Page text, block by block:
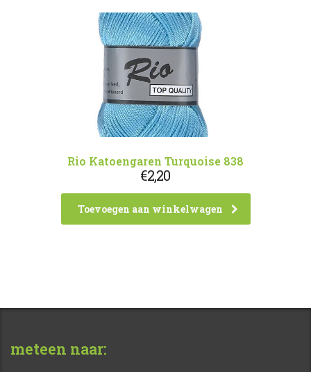
Rio Katoengaren Turquoise 838
€2,20
Toevoegen aan winkelwagen
meteen naar: